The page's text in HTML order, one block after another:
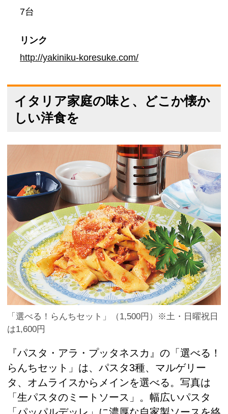
7台
リンク
http://yakiniku-koresuke.com/
イタリア家庭の味と、どこか懐か
しい洋食を
「選べる！らんちセット」（1,500円）※土・日曜祝日
は1,600円
『パスタ・アラ・プッタネスカ』の「選べる！
らんちセット」は、パスタ3種、マルゲリー
タ、オムライスからメインを選べる。写真は
「生パスタのミートソース」。幅広いパスタ